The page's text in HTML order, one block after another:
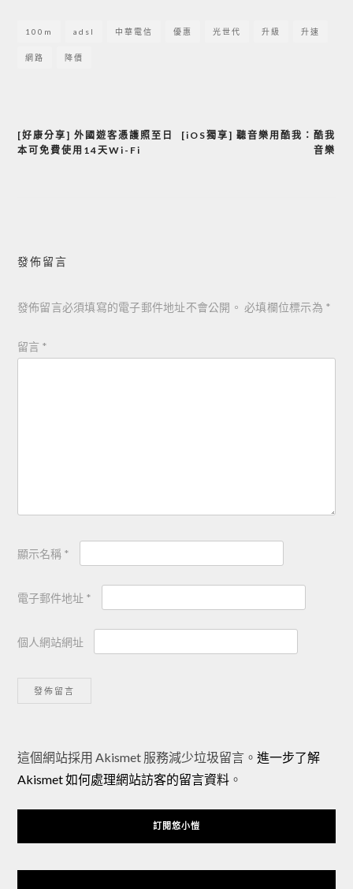
100m adsl 中華電信 優惠 光世代 升級 升速
網路 降價
文
[好康分享] 外國遊客憑護照至日
本可免費使用14天Wi-Fi
[iOS獨享] 聽音樂用酷我：酷我
音樂
發佈留言
發佈留言必須填寫的電子郵件地址不會公開。 必填欄位標示為 *
留言 *
顯示名稱 *
電子郵件地址 *
個人網站網址
Alternative:
這個網站採用 Akismet 服務減少垃圾留言。 進一步了解
Akismet 如何處理網站訪客的留言資料。
訂閱悠小愷